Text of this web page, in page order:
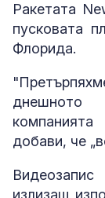
Ракетата
пусковата
Флорида.
днешното
добави, че
излизащ